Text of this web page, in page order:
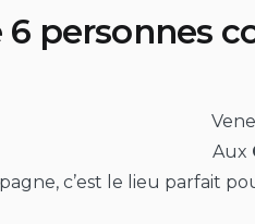
6 personnes
Aux
c’est le lieu parfait